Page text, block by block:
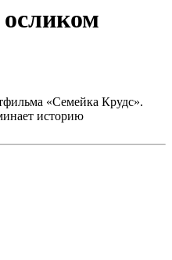
«Семейка Крудс».
историю